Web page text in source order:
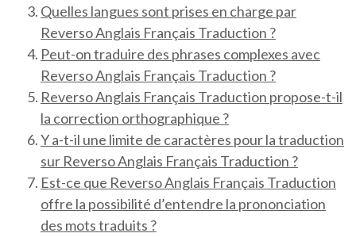
Quelles langues sont prises en charge par
Reverso Anglais Français Traduction ?
Peut-on traduire des phrases complexes avec
Reverso Anglais Français Traduction ?
Reverso Anglais Français Traduction propose-t-il
la correction orthographique ?
Y a-t-il une limite de caractères pour la traduction
sur Reverso Anglais Français Traduction ?
Est-ce que Reverso Anglais Français Traduction
offre la possibilité d’entendre la prononciation
des mots traduits ?